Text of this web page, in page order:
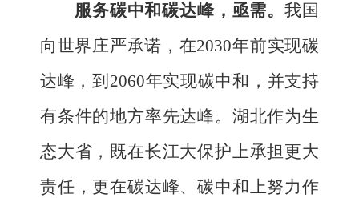
服务碳中和碳达峰，亟需。我国
向世界庄严承诺，在2030年前实现碳
达峰，到 2060年实现碳中和， 并支持
有条件的地方率先达峰。湖北作为生
态大省， 既在长江大保护上承担更大
责任，更在碳达峰、碳中和上努力作